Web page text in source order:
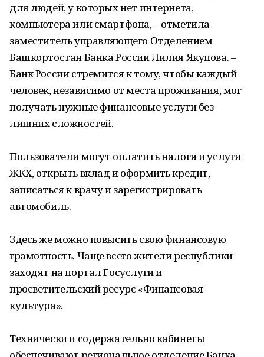
для людей, у которых нет интернета,
компьютера или смартфона, – отметила
заместитель управляющего Отделением
Башкортостан Банка России Лилия Якупова. –
Банк России стремится к тому, чтобы каждый
человек, независимо от места проживания, мог
получать нужные финансовые услуги без
лишних сложностей.
Пользователи могут оплатить налоги и услуги
ЖКХ, открыть вклад и оформить кредит,
записаться к врачу и зарегистрировать
автомобиль.
Здесь же можно повысить свою финансовую
грамотность. Чаще всего жители республики
заходят на портал Госуслуги и
просветительский ресурс «Финансовая
культура».
Технически и содержательно кабинеты